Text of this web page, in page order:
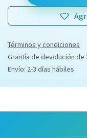
Términos y condiciones
Grantía de devolución de
Envío: 2-3 días hábiles